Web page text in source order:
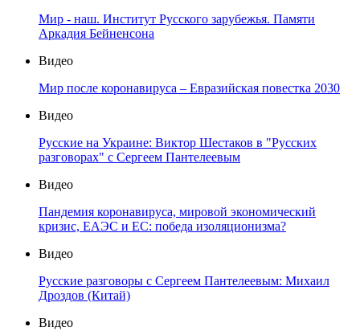
Мир - наш. Институт Русского зарубежья. Памяти
Аркадия Бейненсона
Видео
Мир после коронавируса – Евразийская повестка 2030
Видео
Русские на Украине: Виктор Шестаков в "Русских
разговорах" с Сергеем Пантелеевым
Видео
Пандемия коронавируса, мировой экономический
кризис, ЕАЭС и ЕС: победа изоляционизма?
Видео
Русские разговоры с Сергеем Пантелеевым: Михаил
Дроздов (Китай)
Видео